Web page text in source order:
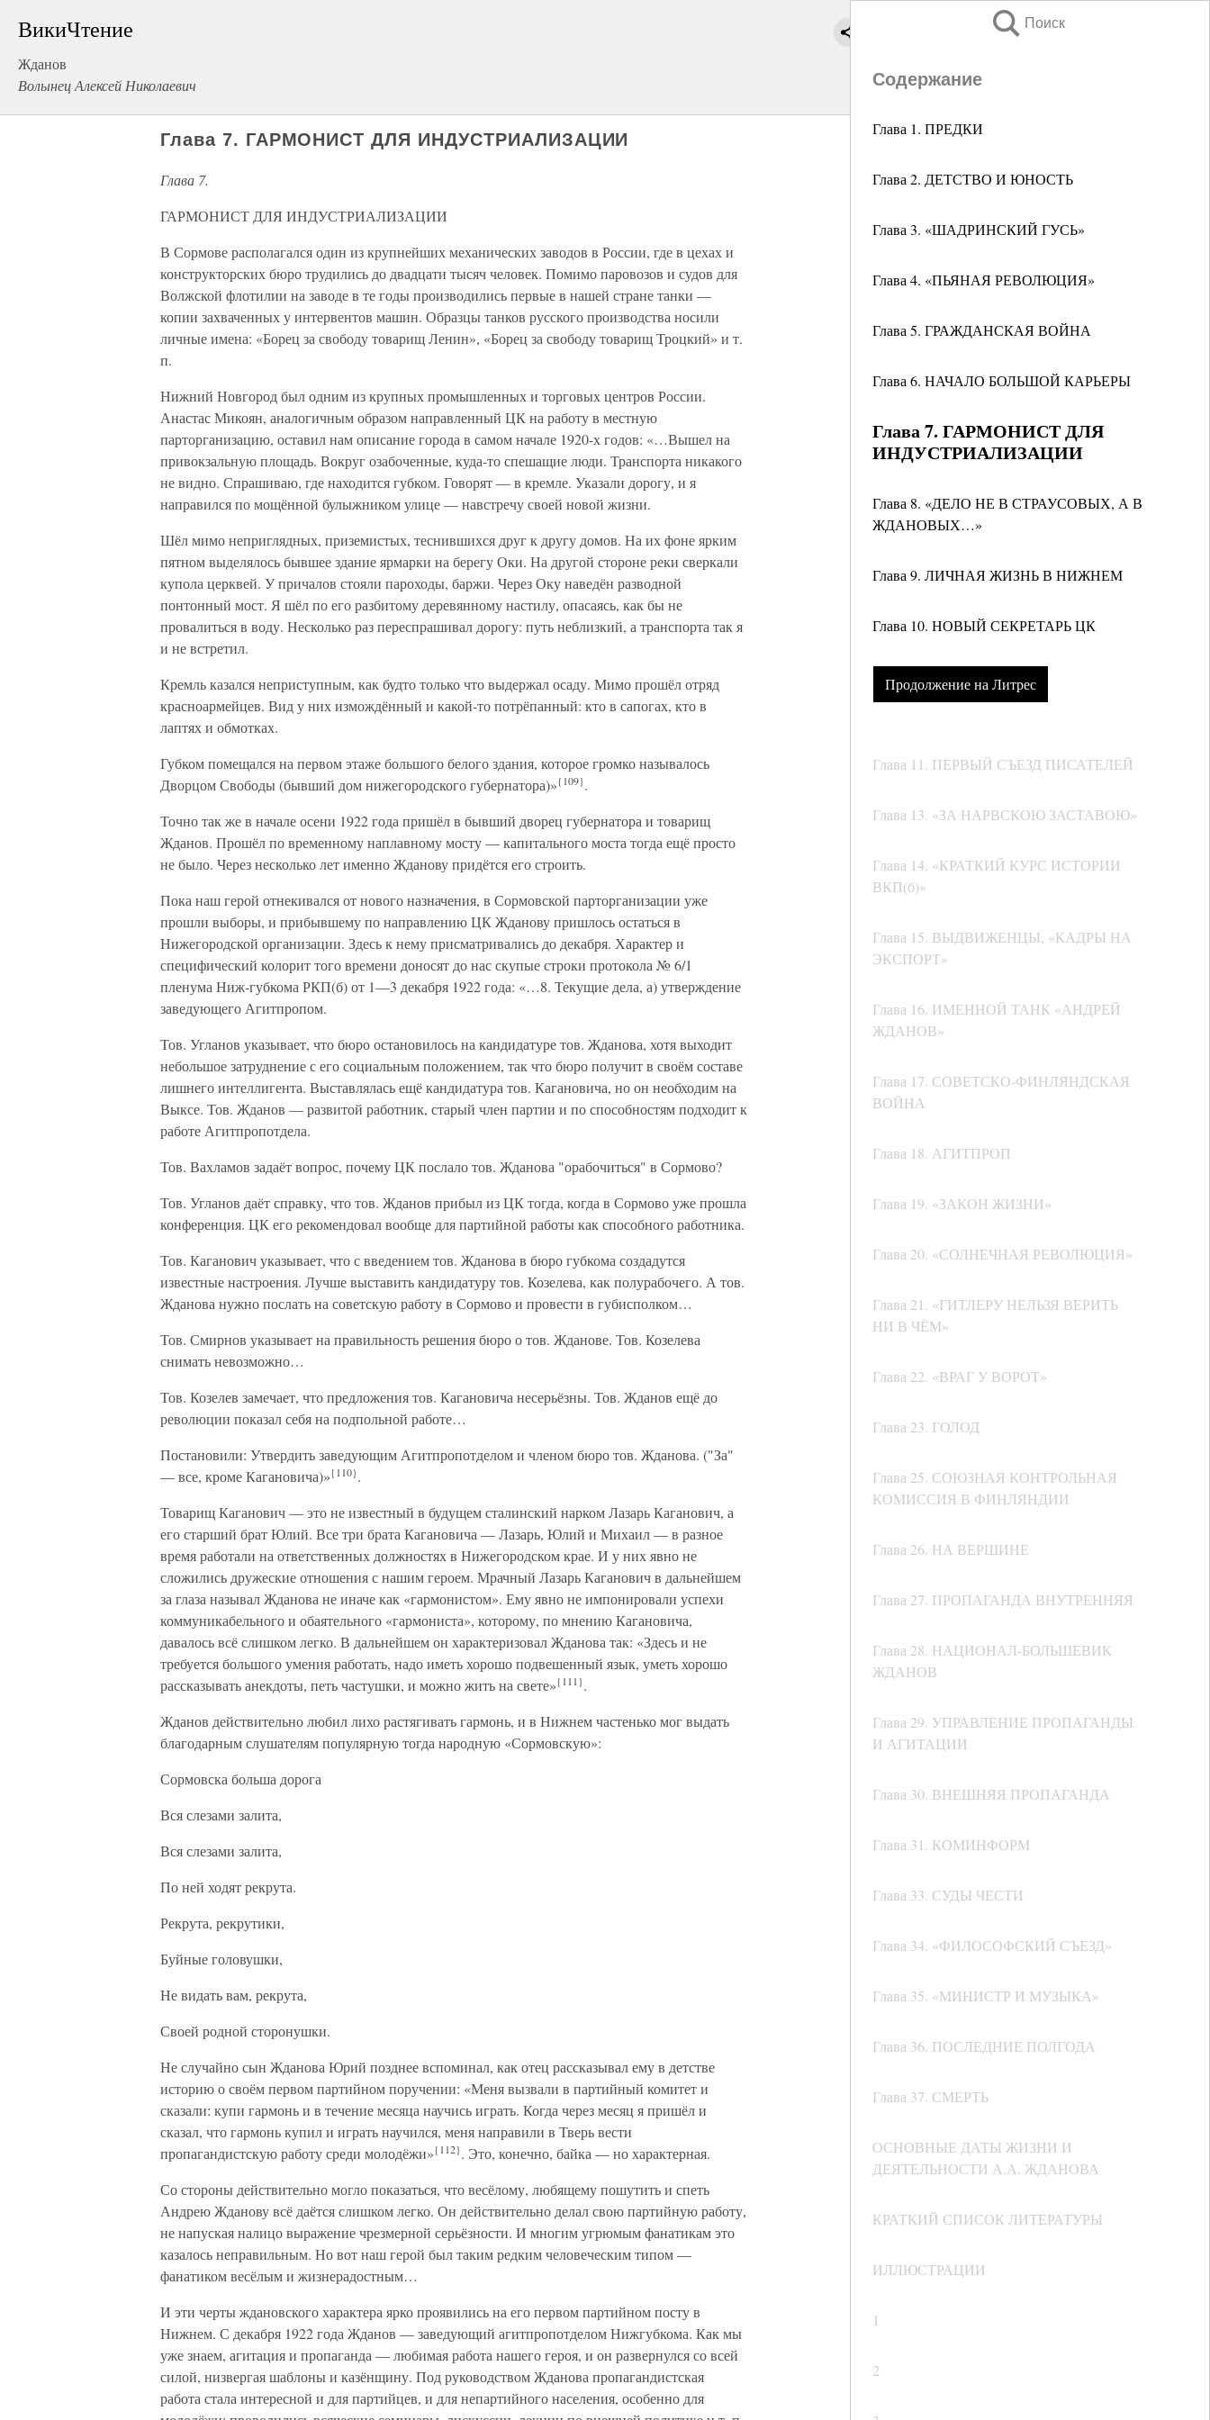
ВикиЧтение
Жданов
Волынец Алексей Николаевич
Поиск
Содержание
Глава 1. ПРЕДКИ
Глава 2. ДЕТСТВО И ЮНОСТЬ
Глава 3. «ШАДРИНСКИЙ ГУСЬ»
Глава 4. «ПЬЯНАЯ РЕВОЛЮЦИЯ»
Глава 5. ГРАЖДАНСКАЯ ВОЙНА
Глава 6. НАЧАЛО БОЛЬШОЙ КАРЬЕРЫ
Глава 7. ГАРМОНИСТ ДЛЯ
ИНДУСТРИАЛИЗАЦИИ
Глава 8. «ДЕЛО НЕ В СТРАУСОВЫХ, А В
ЖДАНОВЫХ…»
Глава 9. ЛИЧНАЯ ЖИЗНЬ В НИЖНЕМ
Глава 10. НОВЫЙ СЕКРЕТАРЬ ЦК
Продолжение на Литрес
Глава 11. ПЕРВЫЙ СЪЕЗД ПИСАТЕЛЕЙ
Глава 13. «ЗА НАРВСКОЮ ЗАСТАВОЮ»
Глава 14. «КРАТКИЙ КУРС ИСТОРИИ
ВКП(б)»
Глава 15. ВЫДВИЖЕНЦЫ, «КАДРЫ НА
ЭКСПОРТ»
Глава 16. ИМЕННОЙ ТАНК «АНДРЕЙ
ЖДАНОВ»
Глава 17. СОВЕТСКО-ФИНЛЯНДСКАЯ
ВОЙНА
Глава 18. АГИТПРОП
Глава 19. «ЗАКОН ЖИЗНИ»
Глава 20. «СОЛНЕЧНАЯ РЕВОЛЮЦИЯ»
Глава 21. «ГИТЛЕРУ НЕЛЬЗЯ ВЕРИТЬ
НИ В ЧЁМ»
Глава 22. «ВРАГ У ВОРОТ»
Глава 23. ГОЛОД
Глава 25. СОЮЗНАЯ КОНТРОЛЬНАЯ
КОМИССИЯ В ФИНЛЯНДИИ
Глава 26. НА ВЕРШИНЕ
Глава 27. ПРОПАГАНДА ВНУТРЕННЯЯ
Глава 28. НАЦИОНАЛ-БОЛЬШЕВИК
ЖДАНОВ
Глава 29. УПРАВЛЕНИЕ ПРОПАГАНДЫ
И АГИТАЦИИ
Глава 30. ВНЕШНЯЯ ПРОПАГАНДА
Глава 31. КОМИНФОРМ
Глава 33. СУДЫ ЧЕСТИ
Глава 34. «ФИЛОСОФСКИЙ СЪЕЗД»
Глава 35. «МИНИСТР И МУЗЫКА»
Глава 36. ПОСЛЕДНИЕ ПОЛГОДА
Глава 37. СМЕРТЬ
ОСНОВНЫЕ ДАТЫ ЖИЗНИ И
ДЕЯТЕЛЬНОСТИ А.А. ЖДАНОВА
КРАТКИЙ СПИСОК ЛИТЕРАТУРЫ
ИЛЛЮСТРАЦИИ
1
2
Глава 7. ГАРМОНИСТ ДЛЯ ИНДУСТРИАЛИЗАЦИИ
Глава 7.
ГАРМОНИСТ ДЛЯ ИНДУСТРИАЛИЗАЦИИ
В Сормове располагался один из крупнейших механических заводов в России, где в цехах и
конструкторских бюро трудились до двадцати тысяч человек. Помимо паровозов и судов для
Волжской флотилии на заводе в те годы производились первые в нашей стране танки —
копии захваченных у интервентов машин. Образцы танков русского производства носили
личные имена: «Борец за свободу товарищ Ленин», «Борец за свободу товарищ Троцкий» и т.
п.
Нижний Новгород был одним из крупных промышленных и торговых центров России.
Анастас Микоян, аналогичным образом направленный ЦК на работу в местную
парторганизацию, оставил нам описание города в самом начале 1920-х годов: «…Вышел на
привокзальную площадь. Вокруг озабоченные, куда-то спешащие люди. Транспорта никакого
не видно. Спрашиваю, где находится губком. Говорят — в кремле. Указали дорогу, и я
направился по мощённой булыжником улице — навстречу своей новой жизни.
Шёл мимо неприглядных, приземистых, теснившихся друг к другу домов. На их фоне ярким
пятном выделялось бывшее здание ярмарки на берегу Оки. На другой стороне реки сверкали
купола церквей. У причалов стояли пароходы, баржи. Через Оку наведён разводной
понтонный мост. Я шёл по его разбитому деревянному настилу, опасаясь, как бы не
провалиться в воду. Несколько раз переспрашивал дорогу: путь неблизкий, а транспорта так я
и не встретил.
Кремль казался неприступным, как будто только что выдержал осаду. Мимо прошёл отряд
красноармейцев. Вид у них измождённый и какой-то потрёпанный: кто в сапогах, кто в
лаптях и обмотках.
Губком помещался на первом этаже большого белого здания, которое громко называлось
Дворцом Свободы (бывший дом нижегородского губернатора)»{109}.
Точно так же в начале осени 1922 года пришёл в бывший дворец губернатора и товарищ
Жданов. Прошёл по временному наплавному мосту — капитального моста тогда ещё просто
не было. Через несколько лет именно Жданову придётся его строить.
Пока наш герой отнекивался от нового назначения, в Сормовской парторганизации уже
прошли выборы, и прибывшему по направлению ЦК Жданову пришлось остаться в
Нижегородской организации. Здесь к нему присматривались до декабря. Характер и
специфический колорит того времени доносят до нас скупые строки протокола № 6/1
пленума Ниж-губкома РКП(б) от 1—3 декабря 1922 года: «…8. Текущие дела, а) утверждение
заведующего Агитпропом.
Тов. Угланов указывает, что бюро остановилось на кандидатуре тов. Жданова, хотя выходит
небольшое затруднение с его социальным положением, так что бюро получит в своём составе
лишнего интеллигента. Выставлялась ещё кандидатура тов. Кагановича, но он необходим на
Выксе. Тов. Жданов — развитой работник, старый член партии и по способностям подходит к
работе Агитпропотдела.
Тов. Вахламов задаёт вопрос, почему ЦК послало тов. Жданова "орабочиться" в Сормово?
Тов. Угланов даёт справку, что тов. Жданов прибыл из ЦК тогда, когда в Сормово уже прошла
конференция. ЦК его рекомендовал вообще для партийной работы как способного работника.
Тов. Каганович указывает, что с введением тов. Жданова в бюро губкома создадутся
известные настроения. Лучше выставить кандидатуру тов. Козелева, как полурабочего. А тов.
Жданова нужно послать на советскую работу в Сормово и провести в губисполком…
Тов. Смирнов указывает на правильность решения бюро о тов. Жданове. Тов. Козелева
снимать невозможно…
Тов. Козелев замечает, что предложения тов. Кагановича несерьёзны. Тов. Жданов ещё до
революции показал себя на подпольной работе…
Постановили: Утвердить заведующим Агитпропотделом и членом бюро тов. Жданова. ("За"
— все, кроме Кагановича)»{110}.
Товарищ Каганович — это не известный в будущем сталинский нарком Лазарь Каганович, а
его старший брат Юлий. Все три брата Кагановича — Лазарь, Юлий и Михаил — в разное
время работали на ответственных должностях в Нижегородском крае. И у них явно не
сложились дружеские отношения с нашим героем. Мрачный Лазарь Каганович в дальнейшем
за глаза называл Жданова не иначе как «гармонистом». Ему явно не импонировали успехи
коммуникабельного и обаятельного «гармониста», которому, по мнению Кагановича,
давалось всё слишком легко. В дальнейшем он характеризовал Жданова так: «Здесь и не
требуется большого умения работать, надо иметь хорошо подвешенный язык, уметь хорошо
рассказывать анекдоты, петь частушки, и можно жить на свете»{111}.
Жданов действительно любил лихо растягивать гармонь, и в Нижнем частенько мог выдать
благодарным слушателям популярную тогда народную «Сормовскую»:
Сормовска больша дорога
Вся слезами залита,
Вся слезами залита,
По ней ходят рекрута.
Рекрута, рекрутики,
Буйные головушки,
Не видать вам, рекрута,
Своей родной сторонушки.
Не случайно сын Жданова Юрий позднее вспоминал, как отец рассказывал ему в детстве
историю о своём первом партийном поручении: «Меня вызвали в партийный комитет и
сказали: купи гармонь и в течение месяца научись играть. Когда через месяц я пришёл и
сказал, что гармонь купил и играть научился, меня направили в Тверь вести
пропагандистскую работу среди молодёжи»{112}. Это, конечно, байка — но характерная.
Со стороны действительно могло показаться, что весёлому, любящему пошутить и спеть
Андрею Жданову всё даётся слишком легко. Он действительно делал свою партийную работу,
не напуская налицо выражение чрезмерной серьёзности. И многим угрюмым фанатикам это
казалось неправильным. Но вот наш герой был таким редким человеческим типом —
фанатиком весёлым и жизнерадостным…
И эти черты ждановского характера ярко проявились на его первом партийном посту в
Нижнем. С декабря 1922 года Жданов — заведующий агитпропотделом Нижгубкома. Как мы
уже знаем, агитация и пропаганда — любимая работа нашего героя, и он развернулся со всей
силой, низвергая шаблоны и казёнщину. Под руководством Жданова пропагандистская
работа стала интересной и для партийцев, и для непартийного населения, особенно для